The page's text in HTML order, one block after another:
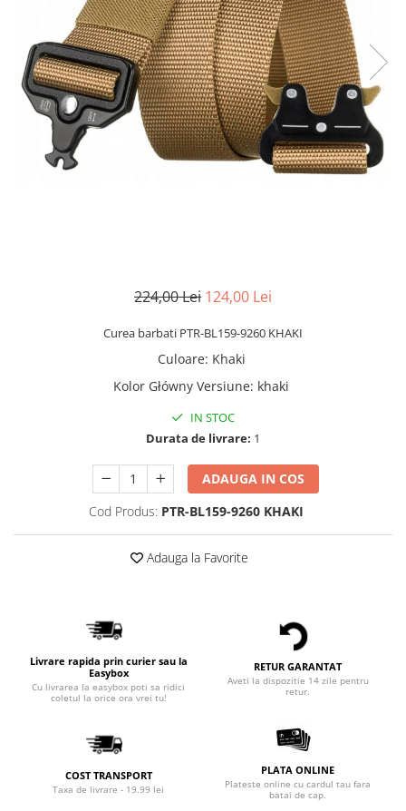
224,00 Lei 124,00 Lei
Curea barbati PTR-BL159-9260 KHAKI
Culoare: Khaki
Kolor Główny Versiune: khaki
IN STOC
Durata de livrare: 1
ADAUGA IN COS
Cod Produs: PTR-BL159-9260 KHAKI
Adauga la Favorite
Livrare rapida prin curier sau la
Easybox
Cu livrarea la easybox poti sa ridici
coletul la orice ora vrei tu!
RETUR GARANTAT
Aveti la dispozitie 14 zile pentru
retur.
COST TRANSPORT
Taxa de livrare - 19.99 lei
PLATA ONLINE
Plateste online cu cardul tau fara
batai de cap.